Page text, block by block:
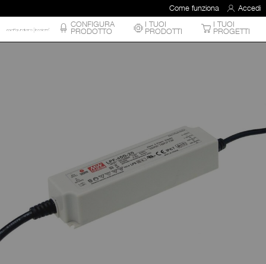
Come funziona
Accedi
CONFIGURA
PRODOTTO
I TUOI
PRODOTTI
I TUOI
PROGETTI